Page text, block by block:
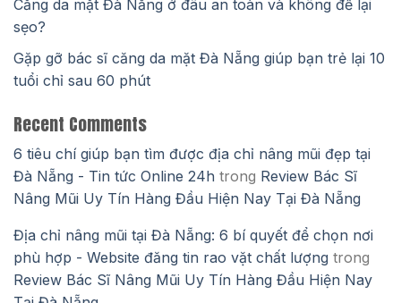
Căng da mặt Đà Nẵng ở đâu an toàn và không để lại
sẹo?
Gặp gỡ bác sĩ căng da mặt Đà Nẵng giúp bạn trẻ lại 10
tuổi chỉ sau 60 phút
Recent Comments
6 tiêu chí giúp bạn tìm được địa chỉ nâng mũi đẹp tại
Đà Nẵng - Tin tức Online 24h trong Review Bác Sĩ
Nâng Mũi Uy Tín Hàng Đầu Hiện Nay Tại Đà Nẵng
Địa chỉ nâng mũi tại Đà Nẵng: 6 bí quyết để chọn nơi
phù hợp - Website đăng tin rao vặt chất lượng trong
Review Bác Sĩ Nâng Mũi Uy Tín Hàng Đầu Hiện Nay